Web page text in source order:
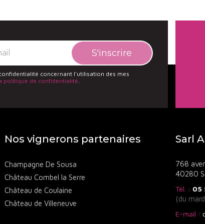
concernant l'utilisation des mes
politique de confidentialité.
Nos vignerons partenaires
Champagne De Sousa
Château Combel la Serre
Château de Coulaine
Château de Villeneuve
Sarl
768
40280
Tél. : 05
(du
E-mail :